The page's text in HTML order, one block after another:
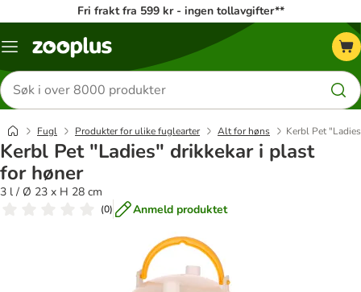
Fri frakt fra 599 kr - ingen tollavgifter**
Katalogmeny
Søk
etter
produkter
Fugl Produkter for ulike fuglearter Alt for høns Kerbl Pet
Kerbl Pet "Ladies" drikkekar i plast
for høner
3 l / Ø 23 x H 28 cm
(0) Anmeld produktet